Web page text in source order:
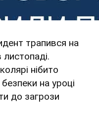
трапився на
листопаді.
нібито
на уроці
до загрози